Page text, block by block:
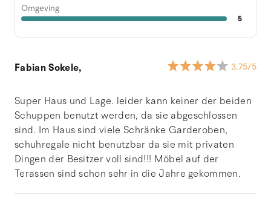
Omgeving
5
Fabian Sokele, 3.75/5
Super Haus und Lage. leider kann keiner der beiden
Schuppen benutzt werden, da sie abgeschlossen
sind. Im Haus sind viele Schränke Garderoben,
schuhregale nicht benutzbar da sie mit privaten
Dingen der Besitzer voll sind!!! Möbel auf der
Terassen sind schon sehr in die Jahre gekommen.